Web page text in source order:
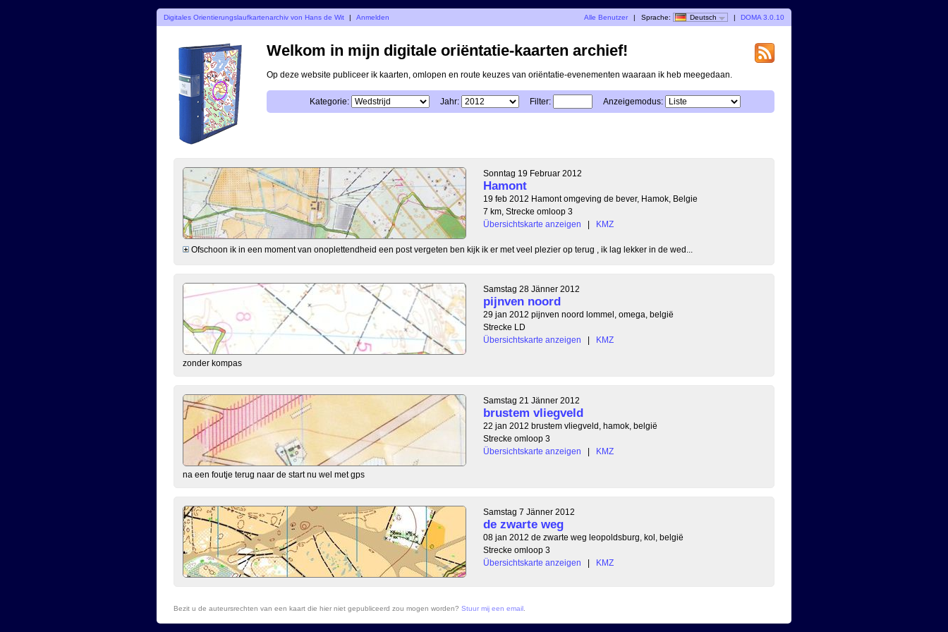
Digitales Orientierungslaufkartenarchiv von Hans de Wit | Anmelden Alle Benutzer | Sprache: Deutsch | DOMA 3.0.10
Welkom in mijn digitale oriëntatie-kaarten archief!
Op deze website publiceer ik kaarten, omlopen en route keuzes van oriëntatie-evenementen waaraan ik heb meegedaan.
Kategorie: Jahr: Filter: Anzeigemodus:
Sonntag 19 Februar 2012
Hamont
19 feb 2012 Hamont omgeving de bever, Hamok, Belgie
7 km, Strecke omloop 3
Übersichtskarte anzeigen
| KMZ
Ofschoon ik in een moment van onoplettendheid een post vergeten ben kijk ik er met veel plezier op terug , ik lag lekker in de wed...
Samstag 28 Jänner 2012
pijnven noord
29 jan 2012 pijnven noord lommel, omega, belgië
Strecke LD
Übersichtskarte anzeigen
| KMZ
zonder kompas
Samstag 21 Jänner 2012
brustem vliegveld
22 jan 2012 brustem vliegveld, hamok, belgië
Strecke omloop 3
Übersichtskarte anzeigen
| KMZ
na een foutje terug naar de start nu wel met gps
Samstag 7 Jänner 2012
de zwarte weg
08 jan 2012 de zwarte weg leopoldsburg, kol, belgië
Strecke omloop 3
Übersichtskarte anzeigen
| KMZ
Bezit u de auteursrechten van een kaart die hier niet gepubliceerd zou mogen worden? Stuur mij een email